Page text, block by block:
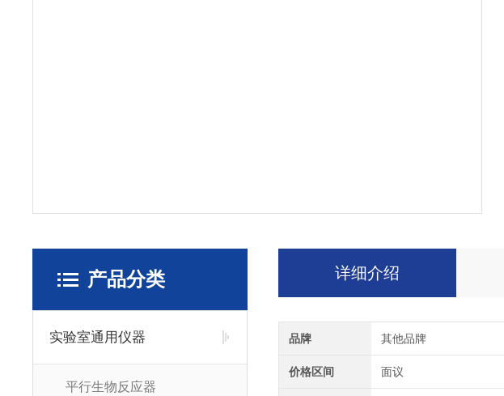
产品分类
实验室通用仪器
平行生物反应器
详细介绍
品牌 其他品牌
价格区间 面议